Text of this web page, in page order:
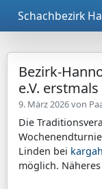
Schachbezirk
Bezirk-
e.V.
9. März 2026 von
Die
Linden bei
möglich.